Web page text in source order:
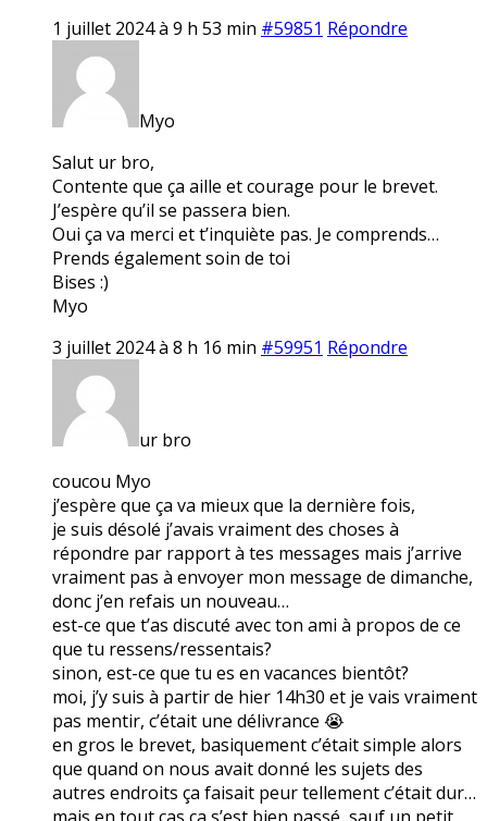
1 juillet 2024 à 9 h 53 min #59851 Répondre
Myo
Salut ur bro,
Contente que ça aille et courage pour le brevet.
J’espère qu’il se passera bien.
Oui ça va merci et t’inquiète pas. Je comprends…
Prends également soin de toi
Bises :)
Myo
3 juillet 2024 à 8 h 16 min #59951 Répondre
ur bro
coucou Myo
j’espère que ça va mieux que la dernière fois,
je suis désolé j’avais vraiment des choses à
répondre par rapport à tes messages mais j’arrive
vraiment pas à envoyer mon message de dimanche,
donc j’en refais un nouveau…
est-ce que t’as discuté avec ton ami à propos de ce
que tu ressens/ressentais?
sinon, est-ce que tu es en vacances bientôt?
moi, j’y suis à partir de hier 14h30 et je vais vraiment
pas mentir, c’était une délivrance 😭
en gros le brevet, basiquement c’était simple alors
que quand on nous avait donné les sujets des
autres endroits ça faisait peur tellement c’était dur…